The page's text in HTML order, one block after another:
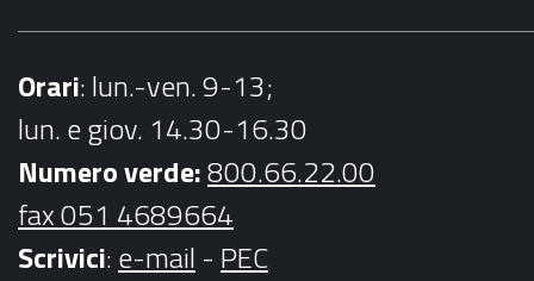
Orari: lun.-ven. 9-13;
lun. e giov. 14.30-16.30
Numero verde:800.66.22.00
fax 051 4689664
Scrivici:e-mail - PEC